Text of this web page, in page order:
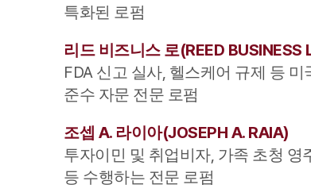
특화된 로펌
리드 비즈니스 로(REED BUSINESS
FDA 신고 실사, 헬스케어 규제 등
준수 자문 전문 로펌
조셉 A. 라이아(JOSEPH A. RAIA)
투자이민 및 취업비자, 가족 초청 영
등 수행하는 전문 로펌